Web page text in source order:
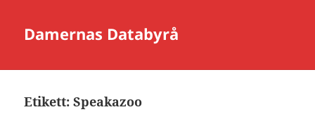
Damernas Databyrå
Etikett:Speakazoo